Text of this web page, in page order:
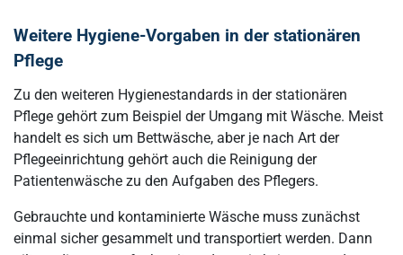
Weitere Hygiene-Vorgaben in der stationären
Pflege
Zu den weiteren Hygienestandards in der stationären
Pflege gehört zum Beispiel der Umgang mit Wäsche. Meist
handelt es sich um Bettwäsche, aber je nach Art der
Pflegeeinrichtung gehört auch die Reinigung der
Patientenwäsche zu den Aufgaben des Pflegers.
Gebrauchte und kontaminierte Wäsche muss zunächst
einmal sicher gesammelt und transportiert werden. Dann